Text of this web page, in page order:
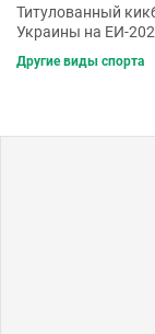
Титулованный
Украины на ЕИ-
Другие виды спорта